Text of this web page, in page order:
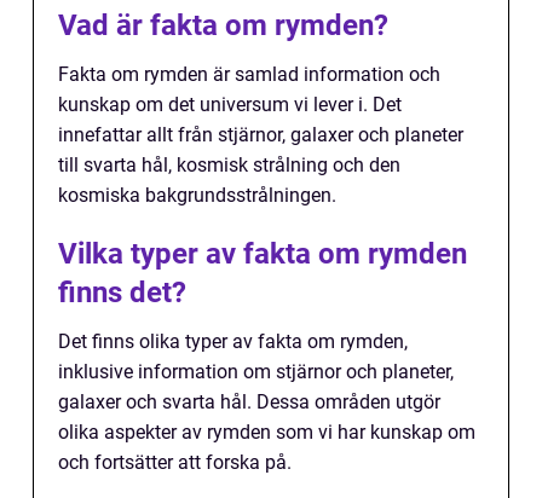
Vad är fakta om rymden?
Fakta om rymden är samlad information och
kunskap om det universum vi lever i. Det
innefattar allt från stjärnor, galaxer och planeter
till svarta hål, kosmisk strålning och den
kosmiska bakgrundsstrålningen.
Vilka typer av fakta om rymden
finns det?
Det finns olika typer av fakta om rymden,
inklusive information om stjärnor och planeter,
galaxer och svarta hål. Dessa områden utgör
olika aspekter av rymden som vi har kunskap om
och fortsätter att forska på.